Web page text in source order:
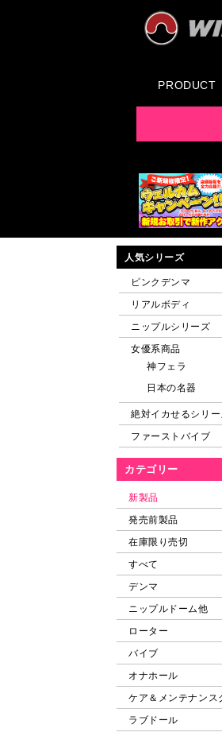
PRODUCT
人気シリーズ
ピンクデンマ
リアルボディ
ニップルシリーズ
女優系商品
神フェラ
日本の名器
絶対イカせるシリー
ファーストバイブ
カテゴリー
新製品
発売前製品
在庫限り売切
すべて
デンマ
ニップルドーム他
ローター
バイブ
オナホール
ケア＆メンテナンス
ラブドール